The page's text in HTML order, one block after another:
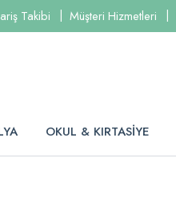
Takibi Müşteri Hizmetleri
OKUL & KIRTASİYE